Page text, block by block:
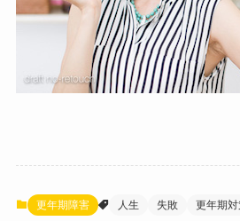
更年期障害 人生 失敗 更年期